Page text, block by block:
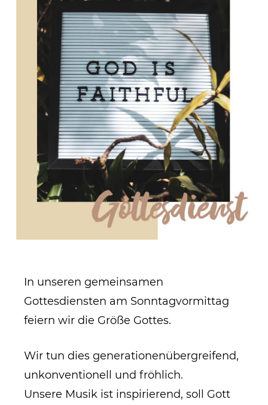
​In unseren gemeinsamen
Gottesdiensten am Sonntagvormittag
feiern wir die Größe Gottes.
Wir tun dies generationenübergreifend,
unkonventionell und fröhlich.
Unsere Musik ist inspirierend, soll Gott